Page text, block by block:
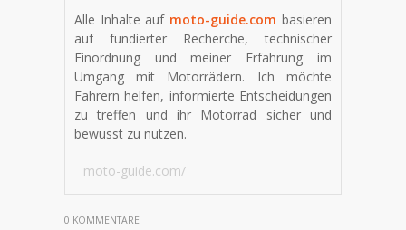
Alle Inhalte auf moto-guide.com basieren
auf fundierter Recherche, technischer
Einordnung und meiner Erfahrung im
Umgang mit Motorrädern. Ich möchte
Fahrern helfen, informierte Entscheidungen
zu treffen und ihr Motorrad sicher und
bewusst zu nutzen.
moto-guide.com/
0 KOMMENTARE